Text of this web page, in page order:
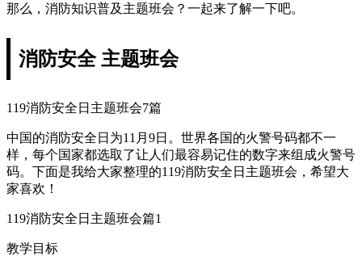
那么，消防知识普及主题班会？一起来了解一下吧。
消防安全 主题班会
119消防安全日主题班会7篇
中国的消防安全日为11月9日。世界各国的火警号码都不一
样，每个国家都选取了让人们最容易记住的数字来组成火警号
码。下面是我给大家整理的119消防安全日主题班会，希望大
家喜欢！
119消防安全日主题班会篇1
教学目标